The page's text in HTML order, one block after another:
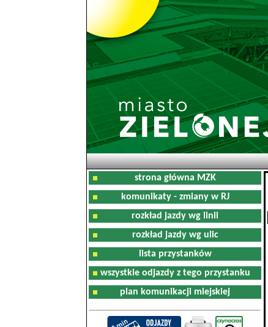
strona główna MZK
komunikaty - zmiany w RJ
rozkład jazdy wg linii
rozkład jazdy wg ulic
lista przystanków
wszystkie odjazdy z tego przystanku
plan komunikacji miejskiej